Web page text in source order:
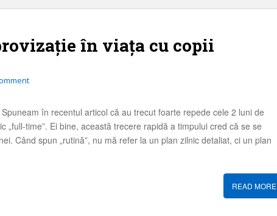
în viața cu copii
în recentul articol că au trecut foarte repede cele 2 luni de
„full-time”. Ei bine, această trecere rapidă a timpului cred că se se
Când spun „rutină”, nu mă refer la un plan zilnic detaliat, ci un plan
READ MORE